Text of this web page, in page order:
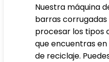
Nuestra máquina
barras
procesar los tipos
que encuentras
de reciclaje.